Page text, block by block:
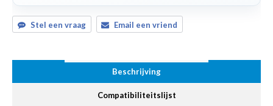
Stel een vraag Email een vriend
Beschrijving
Compatibiliteitslijst